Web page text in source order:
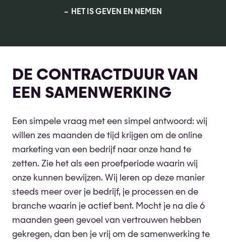
HET IS GEVEN EN NEMEN
DE CONTRACTDUUR VAN
EEN SAMENWERKING
Een simpele vraag met een simpel antwoord: wij
willen zes maanden de tijd krijgen om de online
marketing van een bedrijf naar onze hand te
zetten. Zie het als een proefperiode waarin wij
onze kunnen bewijzen. Wij leren op deze manier
steeds meer over je bedrijf, je processen en de
branche waarin je actief bent. Mocht je na die 6
maanden geen gevoel van vertrouwen hebben
gekregen, dan ben je vrij om de samenwerking te